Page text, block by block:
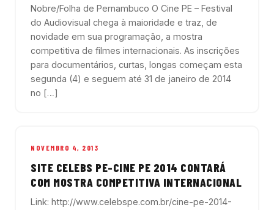
Nobre/Folha de Pernambuco O Cine PE – Festival
do Audiovisual chega à maioridade e traz, de
novidade em sua programação, a mostra
competitiva de filmes internacionais. As inscrições
para documentários, curtas, longas começam esta
segunda (4) e seguem até 31 de janeiro de 2014
no […]
NOVEMBRO 4, 2013
SITE CELEBS PE-CINE PE 2014 CONTARÁ
COM MOSTRA COMPETITIVA INTERNACIONAL
Link: http://www.celebspe.com.br/cine-pe-2014-